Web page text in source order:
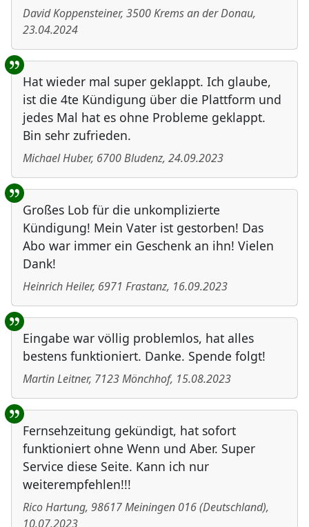
David Koppensteiner, 3500Krems an der Donau,
23.04.2024
Hat wieder mal super geklappt. Ich glaube,
ist die 4te Kündigung über die Plattform und
jedes Mal hat es ohne Probleme geklappt.
Bin sehr zufrieden.
Michael Huber, 6700Bludenz, 24.09.2023
Großes Lob für die unkomplizierte
Kündigung! Mein Vater ist gestorben! Das
Abo war immer ein Geschenk an ihn! Vielen
Dank!
Heinrich Heiler, 6971 Frastanz, 16.09.2023
Eingabe war völlig problemlos, hat alles
bestens funktioniert. Danke. Spende folgt!
Martin Leitner, 7123Mönchhof, 15.08.2023
Fernsehzeitung gekündigt, hat sofort
funktioniert ohne Wenn und Aber. Super
Service diese Seite. Kann ich nur
weiterempfehlen!!!
Rico Hartung, 98617Meiningen 016(Deutschland),
10.07.2023